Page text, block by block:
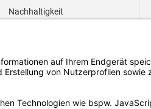
Nachhaltigkeit